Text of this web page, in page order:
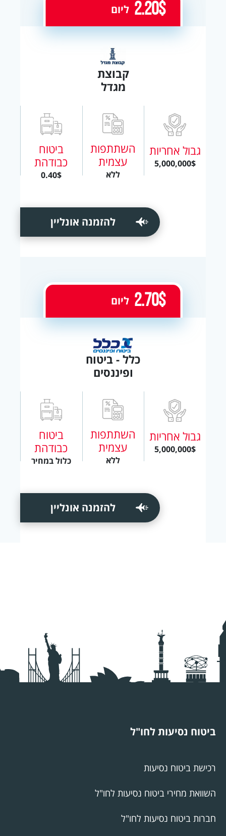
קבוצת
מגדל
גבול אחריות
5,000,000$
השתתפות
עצמית
ללא
ביטוח
כבודהת
0.40$
2.20$ ליום
להזמנה אונליין
כלל - ביטוח
ופיננסים
גבול אחריות
5,000,000$
השתתפות
עצמית
ללא
ביטוח
כבודהת
כלול במחיר
2.70$ ליום
להזמנה אונליין
ביטוח נסיעות לחו"ל
רכישת ביטוח נסיעות
השוואת מחירי ביטוח נסיעות לחו"ל
חברות ביטוח נסיעות לחו"ל